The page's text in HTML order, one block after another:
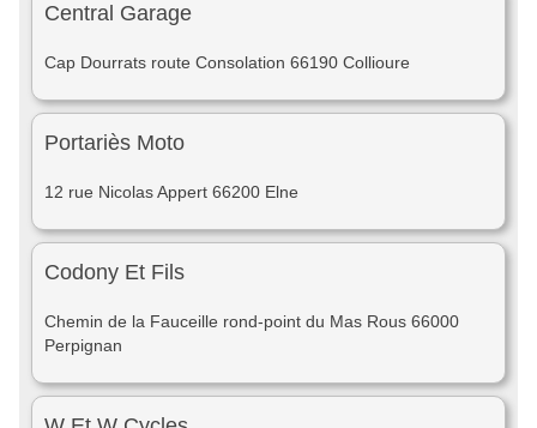
Central Garage
Cap Dourrats route Consolation 66190 Collioure
Portariès Moto
12 rue Nicolas Appert 66200 Elne
Codony Et Fils
Chemin de la Fauceille rond-point du Mas Rous 66000
Perpignan